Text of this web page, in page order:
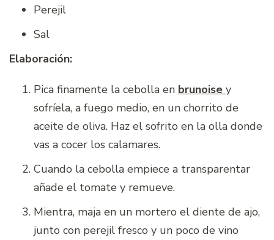
Perejil
Sal
Elaboración:
Pica finamente la cebolla en brunoise y
sofríela, a fuego medio, en un chorrito de
aceite de oliva. Haz el sofrito en la olla donde
vas a cocer los calamares.
Cuando la cebolla empiece a transparentar
añade el tomate y remueve.
Mientra, maja en un mortero el diente de ajo,
junto con perejil fresco y un poco de vino